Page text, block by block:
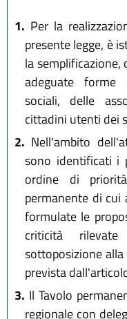
1. Per la
presente legge, è
la semplificazione,
adeguate forme
sociali, delle
cittadini utenti dei
2. Nell'ambito
sono identificati i
ordine di
permanente di
formulate le
criticità
sottoposizione
prevista
3. Il Tavolo
regionale con